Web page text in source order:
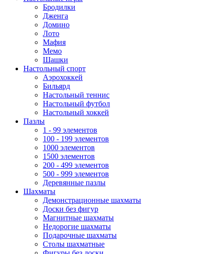
Бродилки
Дженга
Домино
Лото
Мафия
Мемо
Шашки
Настольный спорт
Аэрохоккей
Бильярд
Настольный теннис
Настольный футбол
Настольный хоккей
Пазлы
1 - 99 элементов
100 - 199 элементов
1000 элементов
1500 элементов
200 - 499 элементов
500 - 999 элементов
Деревянные пазлы
Шахматы
Демонстрационные шахматы
Доски без фигур
Магнитные шахматы
Недорогие шахматы
Подарочные шахматы
Столы шахматные